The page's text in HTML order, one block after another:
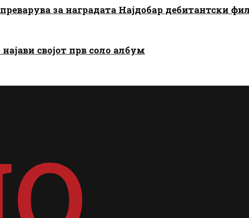
за наградата Најдобар дебитантски
својот прв соло албум